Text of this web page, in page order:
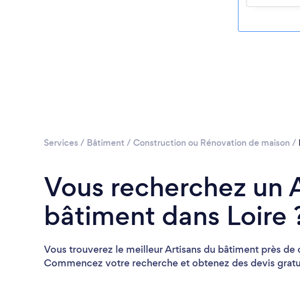
Services / Bâtiment / Construction ou Rénovation de maison /
Vous recherchez un
bâtiment dans Loire
Vous trouverez le meilleur Artisans du bâtiment près de
Commencez votre recherche et obtenez des devis